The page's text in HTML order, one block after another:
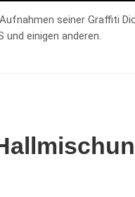
seiner Graffiti
und einigen anderen.